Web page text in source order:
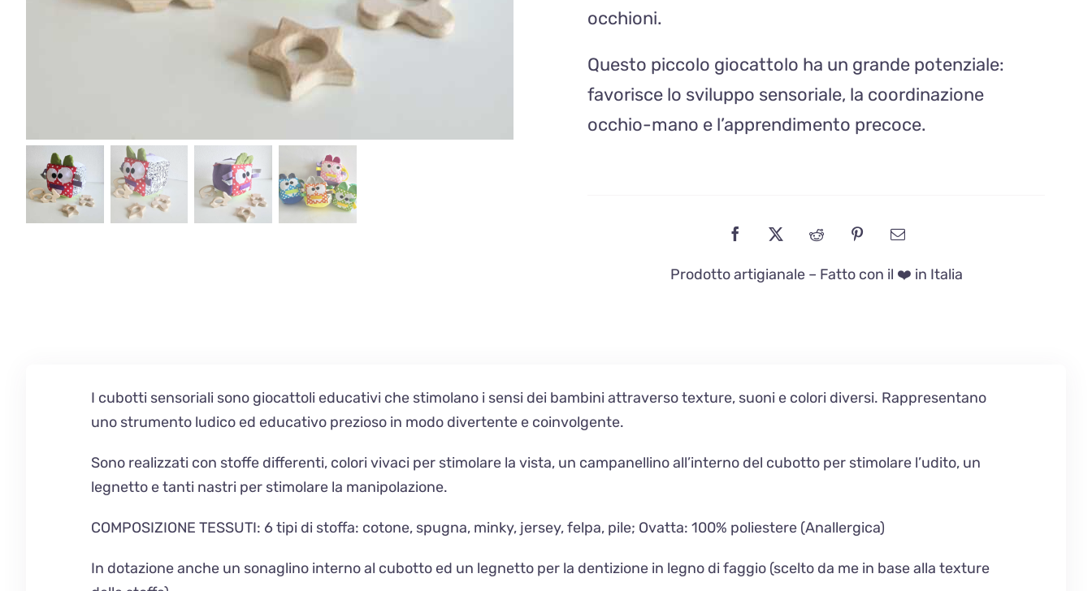
occhioni.
Questo piccolo giocattolo ha un grande potenziale:
favorisce lo sviluppo sensoriale, la coordinazione
occhio-mano e l’apprendimento precoce.
Prodotto artigianale – Fatto con il ❤️ in Italia
I cubotti sensoriali sono giocattoli educativi che stimolano i sensi dei bambini attraverso texture, suoni e colori diversi. Rappresentano
uno strumento ludico ed educativo prezioso in modo divertente e coinvolgente.
Sono realizzati con stoffe differenti, colori vivaci per stimolare la vista, un campanellino all’interno del cubotto per stimolare l’udito, un
legnetto e tanti nastri per stimolare la manipolazione.
COMPOSIZIONE TESSUTI: 6 tipi di stoffa: cotone, spugna, minky, jersey, felpa, pile; Ovatta: 100% poliestere (Anallergica)
In dotazione anche un sonaglino interno al cubotto ed un legnetto per la dentizione in legno di faggio (scelto da me in base alla texture